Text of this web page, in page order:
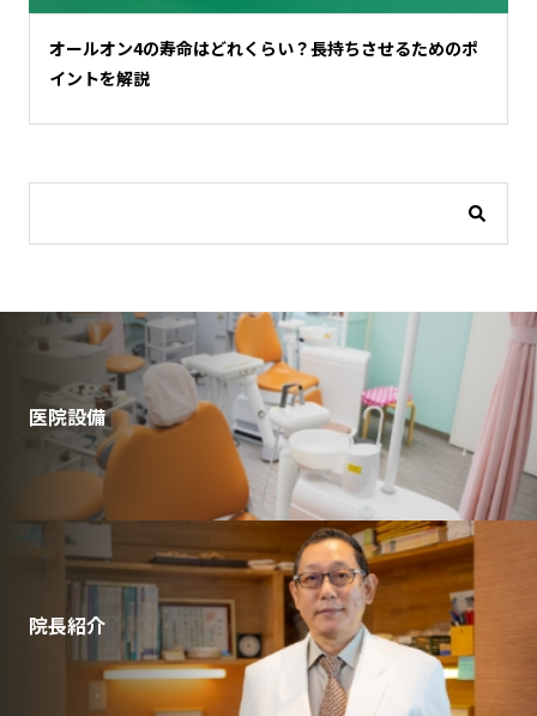
オールオン4の寿命はどれくらい？長持ちさせるためのポ
イントを解説
医院設備
院長紹介